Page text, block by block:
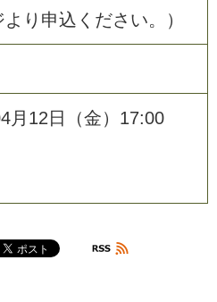
り申込ください。）
月12日（金）17:00